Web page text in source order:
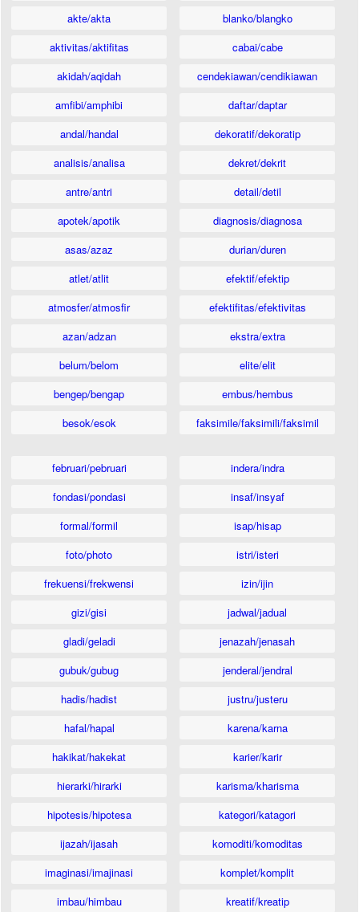
akte/akta
aktivitas/aktifitas
akidah/aqidah
amfibi/amphibi
andal/handal
analisis/analisa
antre/antri
apotek/apotik
asas/azaz
atlet/atlit
atmosfer/atmosfir
azan/adzan
belum/belom
bengep/bengap
besok/esok
blanko/blangko
cabai/cabe
cendekiawan/cendikiawan
daftar/daptar
dekoratif/dekoratip
dekret/dekrit
detail/detil
diagnosis/diagnosa
durian/duren
efektif/efektip
efektifitas/efektivitas
ekstra/extra
elite/elit
embus/hembus
faksimile/faksimili/faksimil
februari/pebruari
fondasi/pondasi
formal/formil
foto/photo
frekuensi/frekwensi
gizi/gisi
gladi/geladi
gubuk/gubug
hadis/hadist
hafal/hapal
hakikat/hakekat
hierarki/hirarki
hipotesis/hipotesa
ijazah/ijasah
imaginasi/imajinasi
imbau/himbau
indera/indra
insaf/insyaf
isap/hisap
istri/isteri
izin/ijin
jadwal/jadual
jenazah/jenasah
jenderal/jendral
justru/justeru
karena/karna
karier/karir
karisma/kharisma
kategori/katagori
komoditi/komoditas
komplet/komplit
kreatif/kreatip